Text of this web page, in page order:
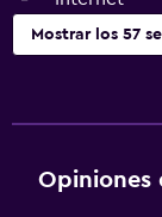
Mostrar los 57
Habitaciones
Habitaciones
Opiniones